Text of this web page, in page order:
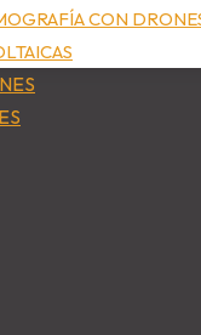
CON